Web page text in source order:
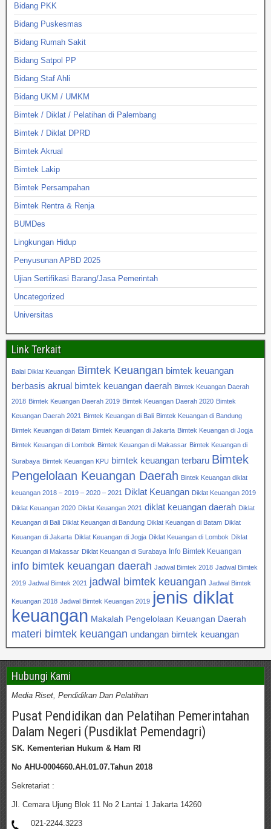
Bidang PKK
Bidang Puskesmas
Bidang Rumah Sakit
Bidang Satpol PP
Bidang Staf Ahli
Bidang UKM / UMKM
Bimtek / Diklat / Pelatihan di Palembang
Bimtek / Diklat DPRD
Bimtek Akrual
Bimtek Lakip
Bimtek Persampahan
Bimtek Rentra & Renja
BUMDes
Lingkungan Hidup
Penyusunan APBD 2025
Ujian Sertifikasi Barang/Jasa Pemerintah
Uncategorized
Universitas
Link Terkait
Balai Diklat Keuangan Bimtek Keuangan bimtek keuangan
berbasis akrual bimtek keuangan daerah Bimtek Keuangan Daerah
2018 Bimtek Keuangan Daerah 2019 Bimtek Keuangan Daerah 2020 Bimtek
Keuangan Daerah 2021 Bimtek Keuangan di Bali Bimtek Keuangan di Bandung
Bimtek Keuangan di Batam Bimtek Keuangan di Jakarta Bimtek Keuangan di Jogja
Bimtek Keuangan di Lombok Bimtek Keuangan di Makassar Bimtek Keuangan di
Surabaya Bimtek Keuangan KPU bimtek keuangan terbaru Bimtek
Pengelolaan Keuangan Daerah Bintek Keuangan diklat
keuangan 2018 – 2019 – 2020 – 2021 Diklat Keuangan Diklat Keuangan 2019
Diklat Keuangan 2020 Diklat Keuangan 2021 diklat keuangan daerah Diklat
Keuangan di Bali Diklat Keuangan di Bandung Diklat Keuangan di Batam Diklat
Keuangan di Jakarta Diklat Keuangan di Jogja Diklat Keuangan di Lombok Diklat
Keuangan di Makassar Diklat Keuangan di Surabaya Info Bimtek Keuangan
info bimtek keuangan daerah Jadwal Bimtek 2018 Jadwal Bimtek
2019 Jadwal Bimtek 2021 jadwal bimtek keuangan Jadwal Bimtek
Keuangan 2018 Jadwal Bimtek Keuangan 2019 jenis diklat
keuangan Makalah Pengelolaan Keuangan Daerah
materi bimtek keuangan undangan bimtek keuangan
Hubungi Kami
Media Riset, Pendidikan Dan Pelatihan
Pusat Pendidikan dan Pelatihan Pemerintahan
Dalam Negeri (Pusdiklat Pemendagri)
SK. Kementerian Hukum & Ham RI
No AHU-0004660.AH.01.07.Tahun 2018
Sekretariat :
Jl. Cemara Ujung Blok 11 No 2 Lantai 1 Jakarta 14260
021-2244.3223